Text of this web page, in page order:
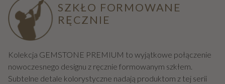
SZKŁO FORMOWANE
RĘCZNIE
Kolekcja GEMSTONE PREMIUM to wyjątkowe połączenie
nowoczesnego designu z ręcznie formowanym szkłem.
Subtelne detale kolorystyczne nadają produktom z tej serii